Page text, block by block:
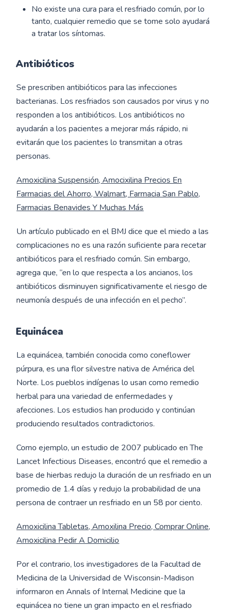
No existe una cura para el resfriado común, por lo
tanto, cualquier remedio que se tome solo ayudará
a tratar los síntomas.
Antibióticos
Se prescriben antibióticos para las infecciones
bacterianas. Los resfriados son causados ​​por virus y no
responden a los antibióticos. Los antibióticos no
ayudarán a los pacientes a mejorar más rápido, ni
evitarán que los pacientes lo transmitan a otras
personas.
Amoxicilina Suspensión, Amocixilina Precios En
Farmacias del Ahorro, Walmart, Farmacia San Pablo,
Farmacias Benavides Y Muchas Más
Un artículo publicado en el BMJ dice que el miedo a las
complicaciones no es una razón suficiente para recetar
antibióticos para el resfriado común. Sin embargo,
agrega que, “en lo que respecta a los ancianos, los
antibióticos disminuyen significativamente el riesgo de
neumonía después de una infección en el pecho”.
Equinácea
La equinácea, también conocida como coneflower
púrpura, es una flor silvestre nativa de América del
Norte. Los pueblos indígenas lo usan como remedio
herbal para una variedad de enfermedades y
afecciones. Los estudios han producido y continúan
produciendo resultados contradictorios.
Como ejemplo, un estudio de 2007 publicado en The
Lancet Infectious Diseases, encontró que el remedio a
base de hierbas redujo la duración de un resfriado en un
promedio de 1.4 días y redujo la probabilidad de una
persona de contraer un resfriado en un 58 por ciento.
Amoxicilina Tabletas, Amoxilina Precio, Comprar Online,
Amoxicilina Pedir A Domicilio
Por el contrario, los investigadores de la Facultad de
Medicina de la Universidad de Wisconsin-Madison
informaron en Annals of Internal Medicine que la
equinácea no tiene un gran impacto en el resfriado